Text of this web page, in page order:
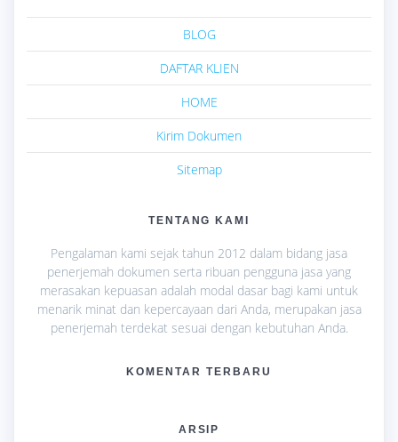
BLOG
DAFTAR KLIEN
HOME
Kirim Dokumen
Sitemap
TENTANG KAMI
Pengalaman kami sejak tahun 2012 dalam bidang jasa
penerjemah dokumen serta ribuan pengguna jasa yang
merasakan kepuasan adalah modal dasar bagi kami untuk
menarik minat dan kepercayaan dari Anda, merupakan jasa
penerjemah terdekat sesuai dengan kebutuhan Anda.
KOMENTAR TERBARU
ARSIP